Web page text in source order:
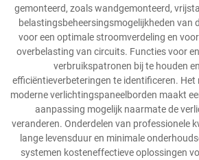
gemonteerd, zoals wandgemonteerd,
belastingsbeheersingsmogelijkheden van
voor een optimale stroomverdeling en
overbelasting van circuits. Functies voor
verbruikspatronen bij te houden
efficiëntieverbeteringen te identificeren.
moderne verlichtingspaneelborden maakt
aanpassing mogelijk naarmate de
veranderen. Onderdelen van professionele
lange levensduur en minimale
systemen kosteneffectieve oplossingen